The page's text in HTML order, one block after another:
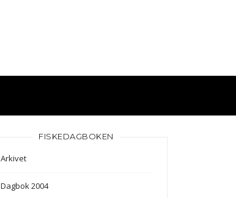
FISKEDAGBOKEN
Arkivet
Dagbok 2004